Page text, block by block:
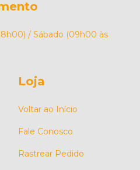
/ Sábado (09h00 às
Loja
Voltar ao Início
Fale Conosco
Rastrear Pedido